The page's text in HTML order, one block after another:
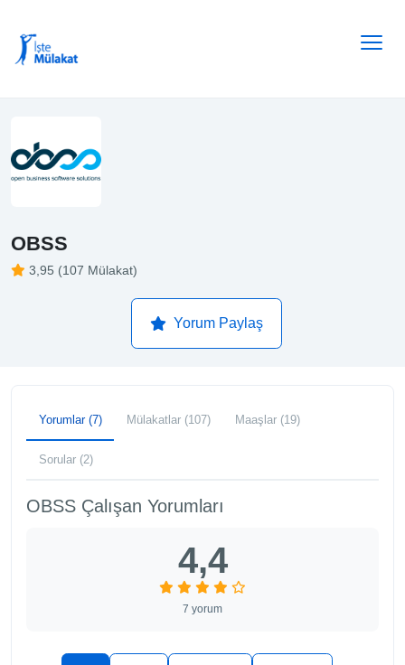
OBSS
3,95 (107 Mülakat)
Yorum Paylaş
Yorumlar (7) Mülakatlar (107) Maaşlar (19)
Sorular (2)
OBSS Çalışan Yorumları
4,4
7 yorum